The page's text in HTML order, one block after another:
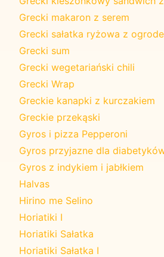
Grecki makaron z serem
Grecki sałatka ryżowa z
Grecki sum
Grecki wegetariański chili
Grecki Wrap
Greckie kanapki z kurczakiem
Greckie przekąski
Gyros i pizza Pepperoni
Gyros przyjazne dla
Gyros z indykiem i jabłkiem
Halvas
Hirino me Selino
Horiatiki I
Horiatiki Sałatka
Horiatiki Sałatka I